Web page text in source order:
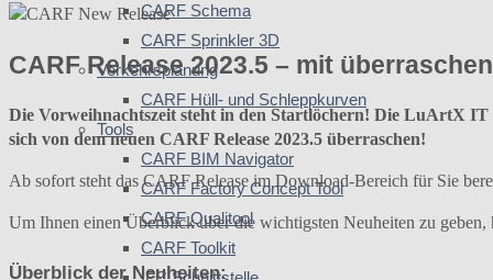
CARF Schema
CARF Sprinkler 3D
Verkehrsplanung
CARF Hüll- und Schleppkurven
Tools
CARF BIM Navigator
CARF Factory Concept Tool
CARF Qualitool
CARF Toolkit
CARF Release 2023.5 – mit
Die Vorweihnachtszeit steht in den Startlöchern! Die LuArtX IT
sich von dem neuen CARF Release 2023.5 überraschen!
Ab sofort steht das CARF Release im Download-Bereich für Sie
Um Ihnen einen Überblick über die wichtigsten Neuheiten zu
Überblick der Neuheiten: